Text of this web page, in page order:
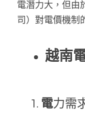
電潛力大，但由
司）對電價機制
越南
電力需